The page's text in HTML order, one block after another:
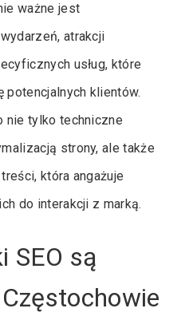
ważne jest
atrakcji
usług, które
potencjalnych klientów.
nie tylko techniczne
strony, ale także
która angażuje
do interakcji z marką.
SEO są